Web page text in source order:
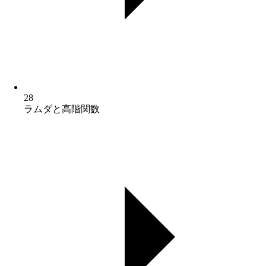
28
ラムダと高階関数